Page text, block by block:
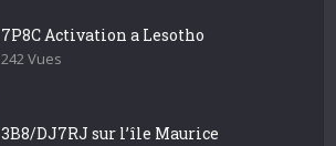
7P8C Activation a Lesotho
242 Vues
3B8/DJ7RJ sur l’île Maurice